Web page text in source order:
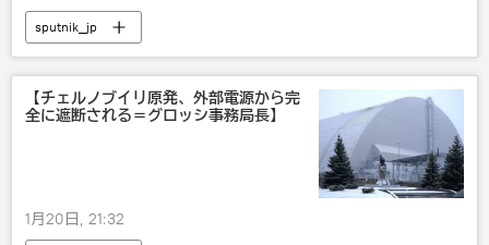
sputnik_jp
【チェルノブイリ原発、外部電源から完
全に遮断される＝グロッシ事務局長】
1月20日, 21:32